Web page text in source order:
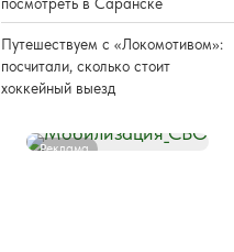
Путешествуем с «Локомотивом»:
посчитали, сколько стоит
хоккейный выезд
Реклама